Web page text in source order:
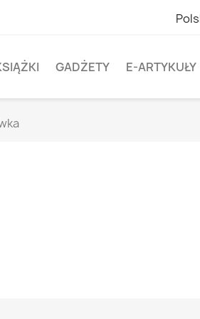
GADŻETY E-ARTYKUŁY